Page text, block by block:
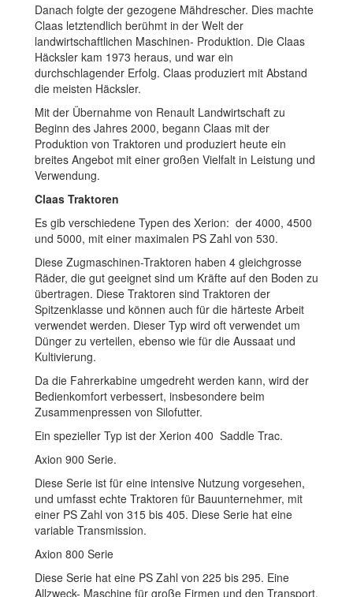
Danach folgte der gezogene Mähdrescher. Dies machte
Claas letztendlich berühmt in der Welt der
landwirtschaftlichen Maschinen- Produktion. Die Claas
Häcksler kam 1973 heraus, und war ein
durchschlagender Erfolg. Claas produziert mit Abstand
die meisten Häcksler.
Mit der Übernahme von Renault Landwirtschaft zu
Beginn des Jahres 2000, begann Claas mit der
Produktion von Traktoren und produziert heute ein
breites Angebot mit einer großen Vielfalt in Leistung und
Verwendung.
Claas Traktoren
Es gib verschiedene Typen des Xerion: der 4000, 4500
und 5000, mit einer maximalen PS Zahl von 530.
Diese Zugmaschinen-Traktoren haben 4 gleichgrosse
Räder, die gut geeignet sind um Kräfte auf den Boden zu
übertragen. Diese Traktoren sind Traktoren der
Spitzenklasse und können auch für die härteste Arbeit
verwendet werden. Dieser Typ wird oft verwendet um
Dünger zu verteilen, ebenso wie für die Aussaat und
Kultivierung.
Da die Fahrerkabine umgedreht werden kann, wird der
Bedienkomfort verbessert, insbesondere beim
Zusammenpressen von Silofutter.
Ein spezieller Typ ist der Xerion 400 Saddle Trac.
Axion 900 Serie.
Diese Serie ist für eine intensive Nutzung vorgesehen,
und umfasst echte Traktoren für Bauunternehmer, mit
einer PS Zahl von 315 bis 405. Diese Serie hat eine
variable Transmission.
Axion 800 Serie
Diese Serie hat eine PS Zahl von 225 bis 295. Eine
Allzweck- Maschine für große Firmen und den Transport.